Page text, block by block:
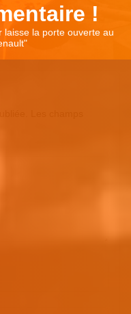
!
laisse la porte ouverte au
"